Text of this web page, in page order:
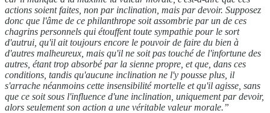
actions soient faites, non par inclination, mais par devoir. Supposez
donc que l'âme de ce philanthrope soit assombrie par un de ces
chagrins personnels qui étouffent toute sympathie pour le sort
d'autrui, qu'il ait toujours encore le pouvoir de faire du bien à
d'autres malheureux, mais qu'il ne soit pas touché de l'infortune des
autres, étant trop absorbé par la sienne propre, et que, dans ces
conditions, tandis qu'aucune inclination ne l'y pousse plus, il
s'arrache néanmoins cette insensibilité mortelle et qu'il agisse, sans
que ce soit sous l'influence d'une inclination, uniquement par devoir,
alors seulement son action a une véritable valeur morale.”